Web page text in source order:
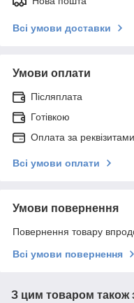
Всі умови доставки
Умови оплати
Післяплата
Готівкою
Оплата за реквізитами
Всі умови оплати
Умови повернення
Повернення товару
Всі умови повернення
З цим товаром також